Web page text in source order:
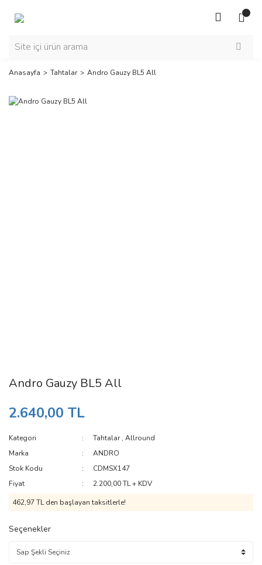
Anasayfa Tahtalar Andro Gauzy BL5 All
Andro Gauzy BL5 All
2.640,00 TL
Kategori Tahtalar,Allround
Marka
ANDRO
Stok Kodu
CDMSX147
Fiyat
2.200,00 TL + KDV
462,97 TL den başlayan taksitlerle!
Seçenekler